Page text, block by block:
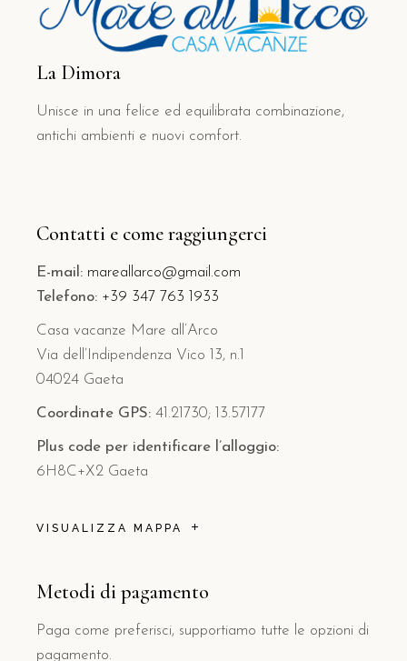
La Dimora
Unisce in una felice ed equilibrata combinazione,
antichi ambienti e nuovi comfort.
Contatti e come raggiungerci
E-mail: mareallarco@gmail.com
Telefono: +39 347 763 1933
Casa vacanze Mare all’Arco
Via dell’Indipendenza Vico 13, n.1
04024 Gaeta
Coordinate GPS: 41.21730; 13.57177
Plus code per identificare l’alloggio:
6H8C+X2 Gaeta
VISUALIZZA MAPPA
Metodi di pagamento
Paga come preferisci, supportiamo tutte le opzioni di
pagamento.